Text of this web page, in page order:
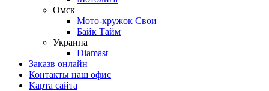
Омск
Мото-кружок Свои
Байк Тайм
Украина
Diamast
Заказв онлайн
Контакты наш офис
Карта сайта